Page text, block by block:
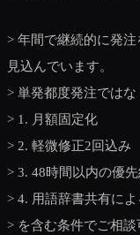
> 年間で継続的に発
見込んでいます。
> 単発都度発注ではな
> 1. 月額固定化
> 2. 軽微修正2回込み
> 3. 48時間以内の優
> 4. 用語辞書共有に
> を含む条件でご相談